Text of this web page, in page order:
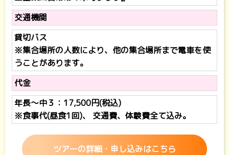
交通機関
貸切バス
※集合場所の人数により、他の集合場所まで電車を使
うことがあります。
代金
年長～中３：17,500円(税込)
※食事代(昼食1回)、 交通費、体験費全て込み。
ツアーの詳細・申し込みはこちら